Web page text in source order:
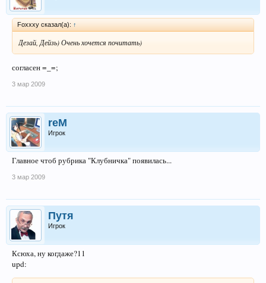
Foxxxy сказал(а): ↑
Дезай, Дейзь) Очень хочется почитать)
согласен =_=;
3 мар 2009
reM
Игрок
Главное чтоб рубрика "Клубничка" появилась...
3 мар 2009
Путя
Игрок
Ксюха, ну когдаже?11
upd: